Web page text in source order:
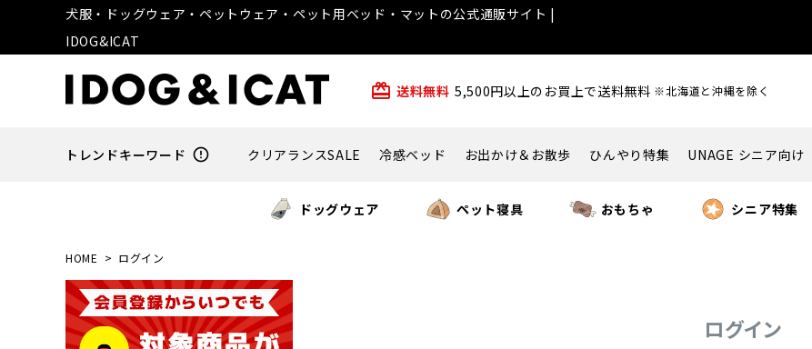
犬服・ドッグウェア・ペットウェア・ペット用ベッド・マットの公式通販サイト |
IDOG&ICAT
card_giftcard 送料無料 5,500円以上のお買上で送料無料 ※北海道と沖縄を除く
トレンドキーワード error_outline クリアランスSALE 冷感ベッド お出かけ＆お散歩 ひんやり特集 UNAGE シニア向け
ドッグウェア ペット寝具 おもちゃ シニア特集
HOME ログイン
ログイン